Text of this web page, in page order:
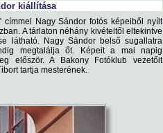
kiállítása
címmel Nagy Sándor fotós képeiből nyílt
A tárlaton néhány kivételtől eltekintve
látható. Nagy Sándor belső sugallatra
megtalálja őt. Képeit a mai napig
először. A Bakony Fotóklub vezetőit
tartja mesterének.